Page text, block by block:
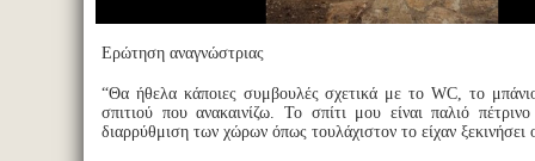
Ερώτηση αναγνώστριας
“Θα ήθελα κάποιες συμβουλές σχετικά με το WC, το
σπιτιού που ανακαινίζω. Το σπίτι μου είναι παλιό
διαρρύθμιση των χώρων όπως τουλάχιστον το είχαν ξεκινήσει